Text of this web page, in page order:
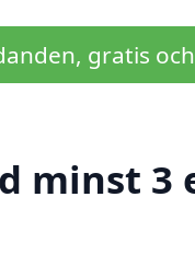
gratis
minst 3